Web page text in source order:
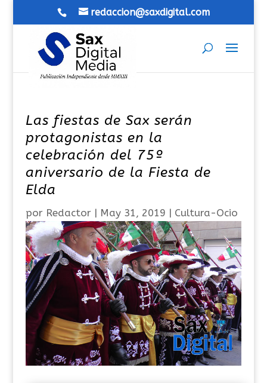
redaccion@saxdigital.com
Las fiestas de Sax serán
protagonistas en la
celebración del 75º
aniversario de la Fiesta de
Elda
por Redactor| May 31, 2019 | Cultura-Ocio